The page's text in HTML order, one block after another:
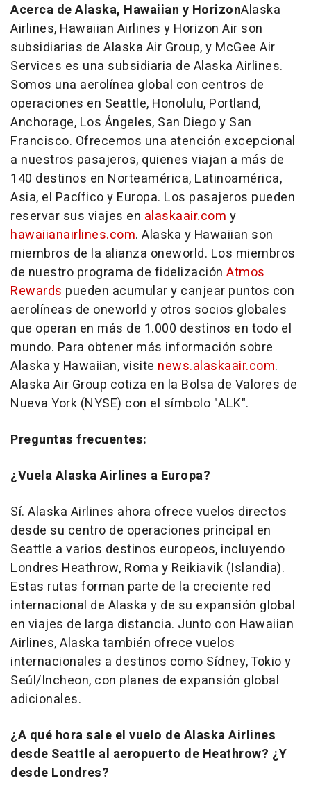
Acerca de Alaska, Hawaiian y HorizonAlaska
Airlines, Hawaiian Airlines y Horizon Air son
subsidiarias de Alaska Air Group, y McGee Air
Services es una subsidiaria de Alaska Airlines.
Somos una aerolínea global con centros de
operaciones en Seattle, Honolulu, Portland,
Anchorage, Los Ángeles, San Diego y San
Francisco. Ofrecemos una atención excepcional
a nuestros pasajeros, quienes viajan a más de
140 destinos en Norteamérica, Latinoamérica,
Asia, el Pacífico y Europa. Los pasajeros pueden
reservar sus viajes en alaskaair.com y
hawaiianairlines.com. Alaska y Hawaiian son
miembros de la alianza oneworld. Los miembros
de nuestro programa de fidelización Atmos
Rewards pueden acumular y canjear puntos con
aerolíneas de oneworld y otros socios globales
que operan en más de 1.000 destinos en todo el
mundo. Para obtener más información sobre
Alaska y Hawaiian, visite news.alaskaair.com.
Alaska Air Group cotiza en la Bolsa de Valores de
Nueva York (NYSE) con el símbolo "ALK".
Preguntas frecuentes:
¿Vuela Alaska Airlines a Europa?
Sí. Alaska Airlines ahora ofrece vuelos directos
desde su centro de operaciones principal en
Seattle a varios destinos europeos, incluyendo
Londres Heathrow, Roma y Reikiavik (Islandia).
Estas rutas forman parte de la creciente red
internacional de Alaska y de su expansión global
en viajes de larga distancia. Junto con Hawaiian
Airlines, Alaska también ofrece vuelos
internacionales a destinos como Sídney, Tokio y
Seúl/Incheon, con planes de expansión global
adicionales.
¿A qué hora sale el vuelo de Alaska Airlines
desde Seattle al aeropuerto de Heathrow? ¿Y
desde Londres?